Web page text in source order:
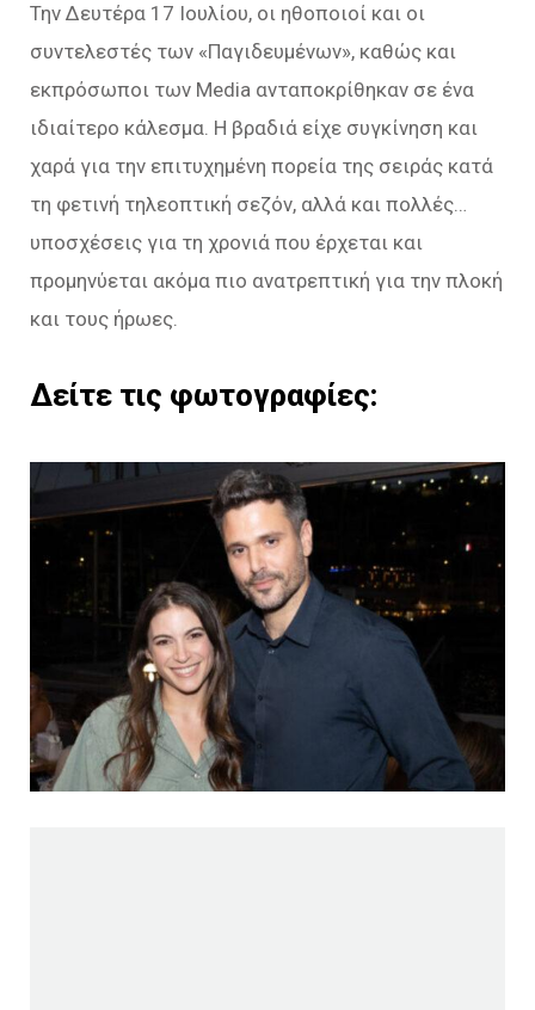
Την Δευτέρα 17 Ιουλίου, οι ηθοποιοί και οι
συντελεστές των «Παγιδευμένων», καθώς και
εκπρόσωποι των Media ανταποκρίθηκαν σε ένα
ιδιαίτερο κάλεσμα. Η βραδιά είχε συγκίνηση και
χαρά για την επιτυχημένη πορεία της σειράς κατά
τη φετινή τηλεοπτική σεζόν, αλλά και πολλές…
υποσχέσεις για τη χρονιά που έρχεται και
προμηνύεται ακόμα πιο ανατρεπτική για την πλοκή
και τους ήρωες.
Δείτε τις φωτογραφίες: